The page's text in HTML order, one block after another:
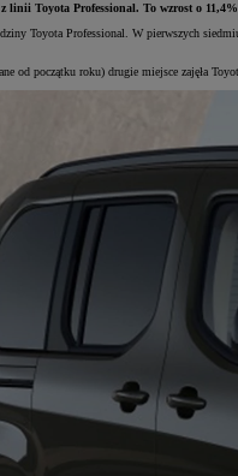
linii Toyota Professional. To wzrost o
Toyota Professional. W pierwszych
od początku roku) drugie miejsce